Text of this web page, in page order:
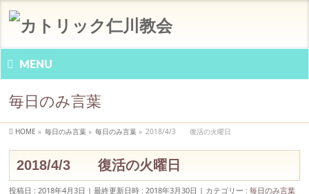
MENU
毎日のみ言葉
HOME » 毎日のみ言葉 » 毎日のみ言葉 » 2018/4/3 復活の火曜日
2018/4/3 復活の火曜日
投稿日 : 2018年4月3日 最終更新日時 : 2018年3月30日 カテゴリー :毎日のみ言葉